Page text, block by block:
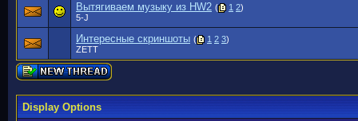
Вытягиваем музыку из HW2 ( 1 2)
5-J
Интересные скриншоты ( 1 2 3)
ZETT
Display Options